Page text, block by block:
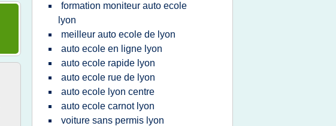
formation moniteur auto ecole
lyon
meilleur auto ecole de lyon
auto ecole en ligne lyon
auto ecole rapide lyon
auto ecole rue de lyon
auto ecole lyon centre
auto ecole carnot lyon
voiture sans permis lyon